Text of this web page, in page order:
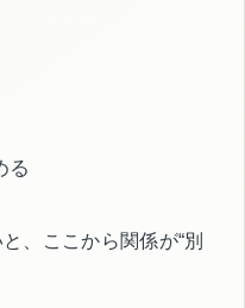
る
、ここから関係が“別